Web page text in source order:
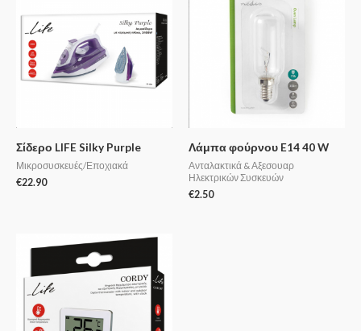
Σίδερο LIFE Silky Purple
Μικροσυσκευές/Εποχιακά
€22.90
Λάμπα φούρνου E14 40 W
Ανταλακτικά & Αξεσουαρ
Ηλεκτρικών Συσκευών
€2.50